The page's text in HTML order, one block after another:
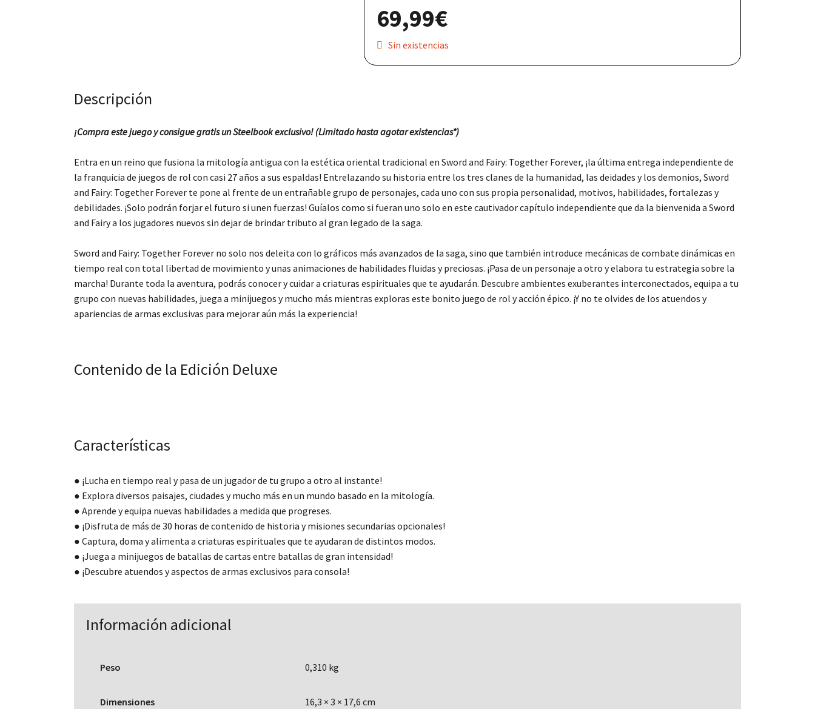
69,99€
Sin existencias
Descripción
¡Compra este juego y consigue gratis un Steelbook exclusivo! (Limitado hasta agotar existencias*)
Entra en un reino que fusiona la mitología antigua con la estética oriental tradicional en Sword and Fairy: Together Forever, ¡la última entrega independiente de
la franquicia de juegos de rol con casi 27 años a sus espaldas! Entrelazando su historia entre los tres clanes de la humanidad, las deidades y los demonios, Sword
and Fairy: Together Forever te pone al frente de un entrañable grupo de personajes, cada uno con sus propia personalidad, motivos, habilidades, fortalezas y
debilidades. ¡Solo podrán forjar el futuro si unen fuerzas! Guíalos como si fueran uno solo en este cautivador capítulo independiente que da la bienvenida a Sword
and Fairy a los jugadores nuevos sin dejar de brindar tributo al gran legado de la saga.
Sword and Fairy: Together Forever no solo nos deleita con lo gráficos más avanzados de la saga, sino que también introduce mecánicas de combate dinámicas en
tiempo real con total libertad de movimiento y unas animaciones de habilidades fluidas y preciosas. ¡Pasa de un personaje a otro y elabora tu estrategia sobre la
marcha! Durante toda la aventura, podrás conocer y cuidar a criaturas espirituales que te ayudarán. Descubre ambientes exuberantes interconectados, equipa a tu
grupo con nuevas habilidades, juega a minijuegos y mucho más mientras exploras este bonito juego de rol y acción épico. ¡Y no te olvides de los atuendos y
apariencias de armas exclusivas para mejorar aún más la experiencia!
Contenido de la Edición Deluxe
Características
● ¡Lucha en tiempo real y pasa de un jugador de tu grupo a otro al instante!
● Explora diversos paisajes, ciudades y mucho más en un mundo basado en la mitología.
● Aprende y equipa nuevas habilidades a medida que progreses.
● ¡Disfruta de más de 30 horas de contenido de historia y misiones secundarias opcionales!
● Captura, doma y alimenta a criaturas espirituales que te ayudaran de distintos modos.
● ¡Juega a minijuegos de batallas de cartas entre batallas de gran intensidad!
● ¡Descubre atuendos y aspectos de armas exclusivos para consola!
Información adicional
Peso 0,310 kg
Dimensiones 16,3 × 3 × 17,6 cm
Nuestras redes: